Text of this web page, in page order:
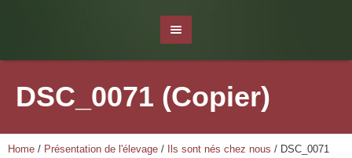
DSC_0071 (Copier)
Home / Présentation de l'élevage / Ils sont nés chez nous / DSC_0071